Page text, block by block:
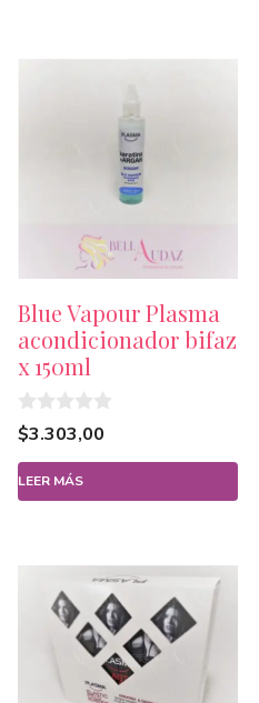
Blue Vapour Plasma
acondicionador bifaz
x 150ml
0
d
e
5
$3.303,00
LEER MÁS